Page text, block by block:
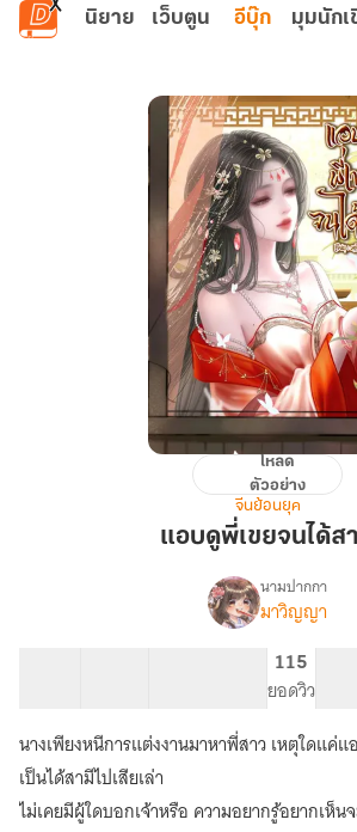
ข้ามไปยังเนื้อหาหลัก
นิยาย เว็บตูน อีบุ๊ก มุมนักเ
โหลด
ตัวอย่าง
จีนย้อนยุค
แอบดูพี่เขยจนได้ส
เรื่อง
แอบ
ดู
พี่
เขย
ได้
นามปากกา
มาวิญญา
115
ยอดวิว
นางเพียงหนีการแต่งงานมาหาพี่สาว เหตุใดแค่แ
เป็นได้สามีไปเสียเล่า
ไม่เคยมีผู้ใดบอกเจ้าหรือ ความอยากรู้อยากเห็น